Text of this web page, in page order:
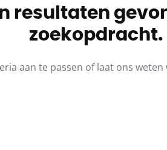
resultaten
zoekopdracht.
aan te passen of laat ons